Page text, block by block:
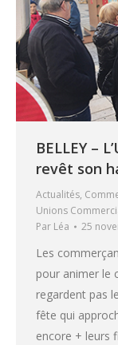
BELLEY –
revêt son
Actualités,
Unions
Par Léa 25
Les
pour animer le
regardent pas
fête qui
encore + leurs